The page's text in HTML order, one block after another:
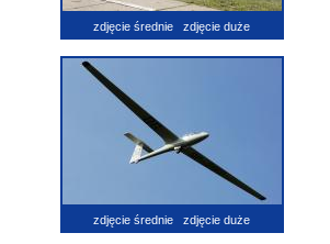
zdjęcie średnie zdjęcie duże
zdjęcie średnie zdjęcie duże